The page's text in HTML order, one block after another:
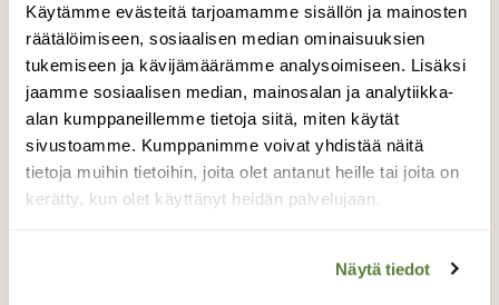
Käytämme evästeitä tarjoamamme sisällön ja mainosten
räätälöimiseen, sosiaalisen median ominaisuuksien
tukemiseen ja kävijämäärämme analysoimiseen. Lisäksi
jaamme sosiaalisen median, mainosalan ja analytiikka-
alan kumppaneillemme tietoja siitä, miten käytät
sivustoamme. Kumppanimme voivat yhdistää näitä
tietoja muihin tietoihin, joita olet antanut heille tai joita on
kerätty, kun olet käyttänyt heidän palvelujaan.
Näytä tiedot
Kettu myyräjahdissa tuli muutaman kerran
lähempää katsomaan
toista punaturkkia.
Kuvaaja: Seija Jokiranta
Kilpailun etusivulle